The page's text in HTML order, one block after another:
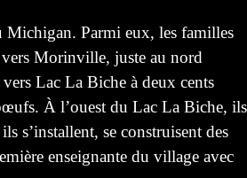
Michigan. Parmi eux, les familles
vers Morinville, juste au nord
Lac La Biche à deux cents
À l’ouest du Lac La Biche, ils
s’installent, se construisent des
enseignante du village avec